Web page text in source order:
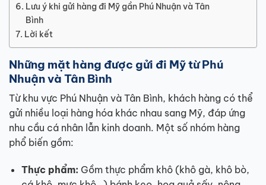
Lưu ý khi gửi hàng đi Mỹ gần Phú Nhuận và Tân
Bình
Lời kết
Những mặt hàng được gửi đi Mỹ từ Phú
Nhuận và Tân Bình
Từ khu vực Phú Nhuận và Tân Bình, khách hàng có thể
gửi nhiều loại hàng hóa khác nhau sang Mỹ, đáp ứng
nhu cầu cá nhân lẫn kinh doanh. Một số nhóm hàng
phổ biến gồm:
Thực phẩm: Gồm thực phẩm khô (khô gà, khô bò,